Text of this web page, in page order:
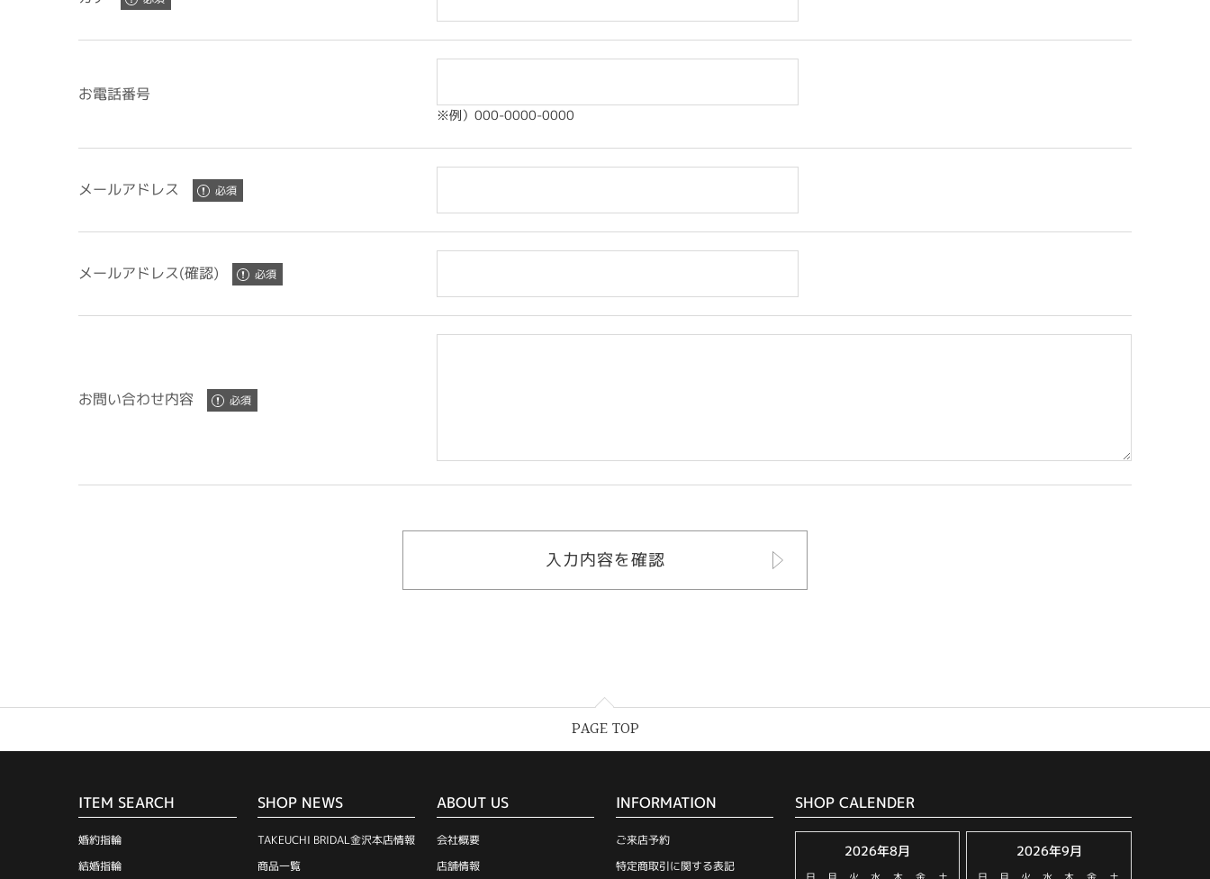
お電話番号
※例）000-0000-0000
メールアドレス
メールアドレス(確認)
お問い合わせ内容
PAGE TOP
ITEM SEARCH
婚約指輪
結婚指輪
SHOP NEWS
TAKEUCHI BRIDAL金沢本店情報
商品一覧
ABOUT US
会社概要
店舗情報
INFORMATION
ご来店予約
特定商取引に関する表記
SHOP CALENDER
2026年8月 2026年9月